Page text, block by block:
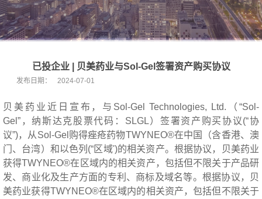
已投企业 | 贝美药业与Sol-Gel签署资产购买协议
发布日期： 2024-07-01
贝美药业近日宣布，与Sol-Gel Technologies, Ltd.（“Sol-
Gel”，纳斯达克股票代码：SLGL）签署资产购买协议(“协
议”)，从Sol-Gel购得痤疮药物TWYNEO®在中国（含香港、澳
门、台湾）和以色列(“区域')的相关资产。根据协议，贝美药业
获得TWYNEO®在区域内的相关资产，包括但不限关于产品研
发、商业化及生产方面的专利、商标及域名等。根据协议，贝
美药业获得TWYNEO®在区域内的相关资产，包括但不限关于